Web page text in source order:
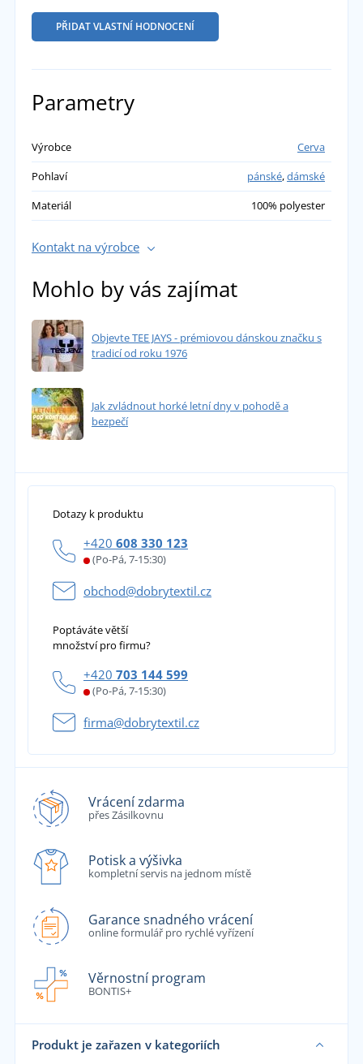
PŘIDAT VLASTNÍ HODNOCENÍ
Parametry
Výrobce
Cerva
Pohlaví
pánské,dámské
Materiál
100% polyester
Kontakt na výrobce
Mohlo by vás zajímat
Objevte TEE JAYS - prémiovou dánskou značku s
tradicí od roku 1976
Jak zvládnout horké letní dny v pohodě a
bezpečí
Dotazy k produktu
+420 608 330 123
(Po-Pá, 7-15:30)
obchod@dobrytextil.cz
Poptáváte větší
množství pro firmu?
+420 703 144 599
(Po-Pá, 7-15:30)
firma@dobrytextil.cz
Vrácení zdarma
přes Zásilkovnu
Potisk a výšivka
kompletní servis na jednom místě
Garance snadného vrácení
online formulář pro rychlé vyřízení
Věrnostní program
BONTIS+
Produkt je zařazen v kategoriích